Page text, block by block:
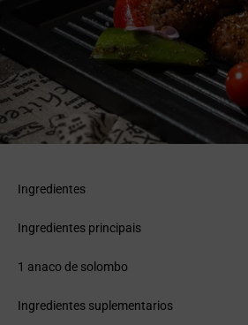
Ingredientes
Ingredientes principais
1 anaco de solombo
Ingredientes suplementarios